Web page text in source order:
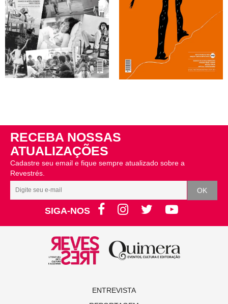
RECEBA NOSSAS
ATUALIZAÇÕES
Cadastre seu email e fique sempre atualizado sobre a
Revestrés.
SIGA-NOS
ENTREVISTA